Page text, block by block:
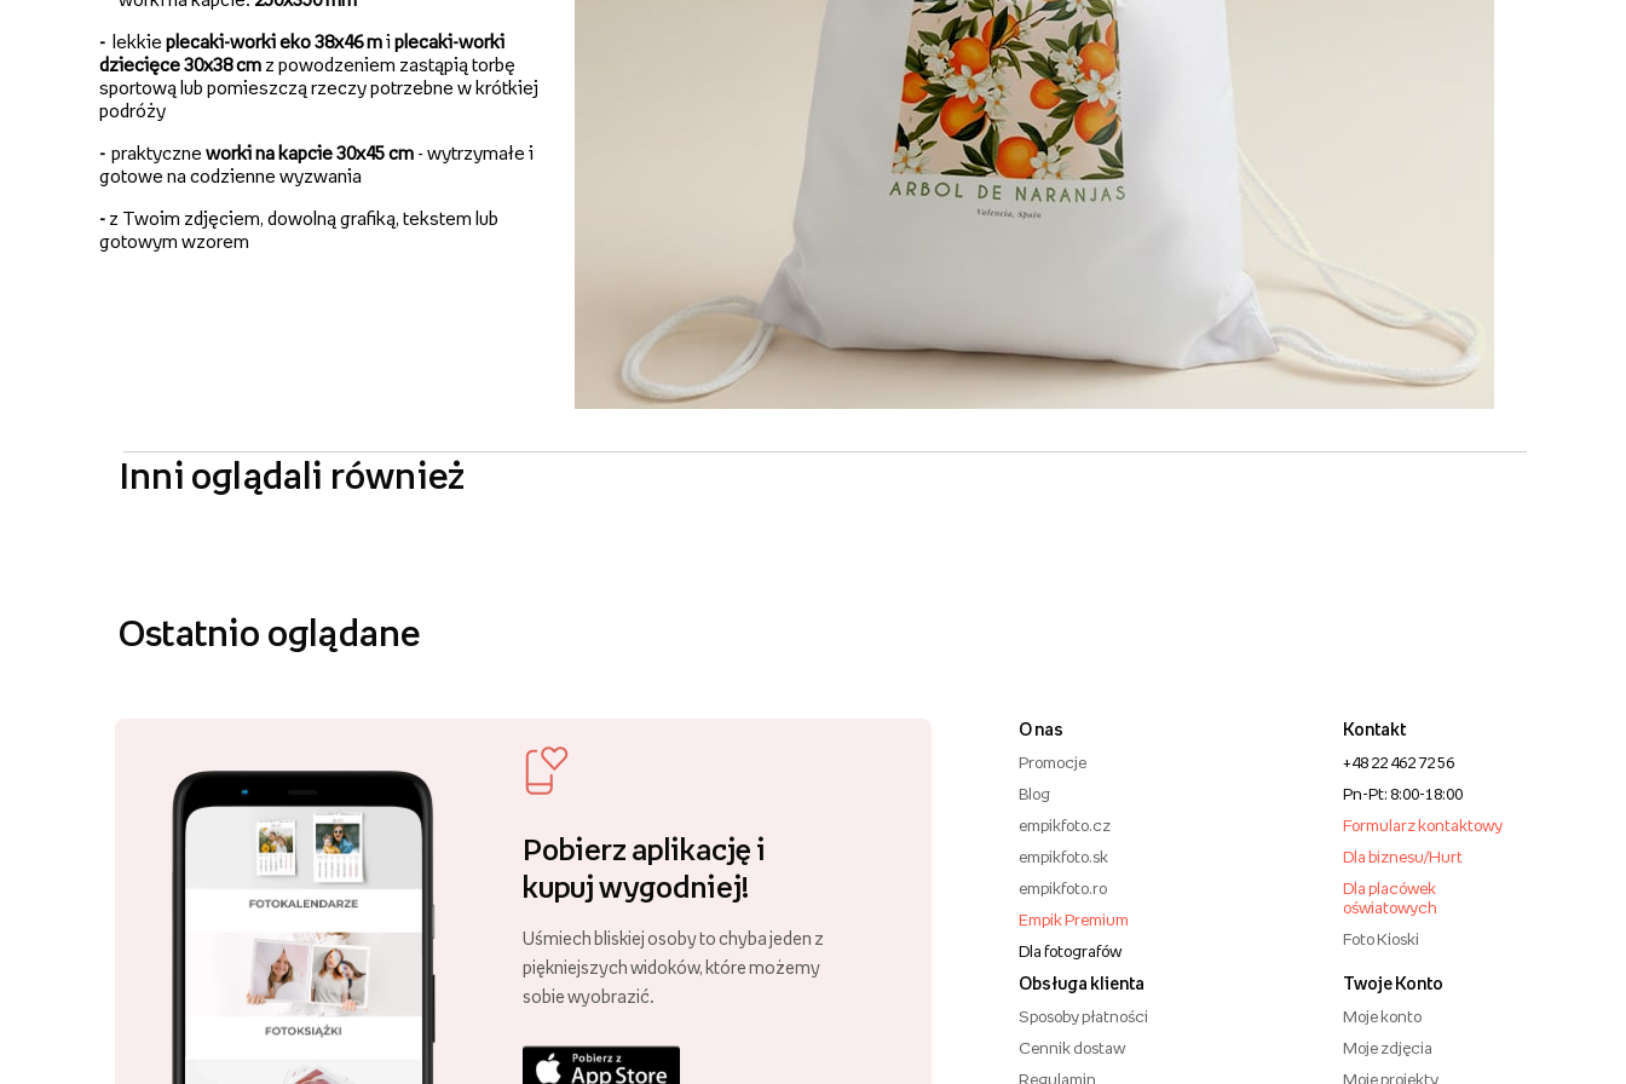
- lekkie plecaki-worki eko 38x46 mi plecaki-worki
dziecięce 30x38 cm z powodzeniem zastąpią torbę
sportową lub pomieszczą rzeczy potrzebne w krótkiej
podróży
- praktyczne worki na kapcie 30x45 cm - wytrzymałe i
gotowe na codzienne wyzwania
- z Twoim zdjęciem, dowolną grafiką, tekstem lub
gotowym wzorem
Inni oglądali również
Ostatnio oglądane
Pobierz aplikację i
kupuj wygodniej!
Uśmiech bliskiej osoby to chyba jeden z
piękniejszych widoków, które możemy
sobie wyobrazić.
O nas
Promocje
Blog
empikfoto.cz
empikfoto.sk
empikfoto.ro
Empik Premium
Dla fotografów
Obsługa klienta
Sposoby płatności
Cennik dostaw
Regulamin
Kontakt
+48 22 462 72 56
Pn-Pt: 8:00-18:00
Formularz kontaktowy
Dla biznesu/Hurt
Dla placówek
oświatowych
Foto Kioski
Twoje Konto
Moje konto
Moje zdjęcia
Moje projekty